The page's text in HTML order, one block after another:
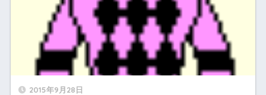
2015年9月28日